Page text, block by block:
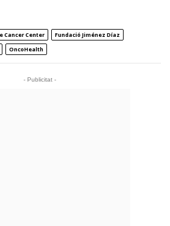
Cancer Center
Fundació Jiménez Díaz
OncoHealth
- Publicitat -